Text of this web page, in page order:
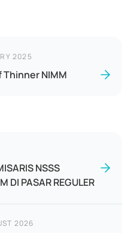
2025
Thinner NIMM
NSSS
DI PASAR REGULER
2026